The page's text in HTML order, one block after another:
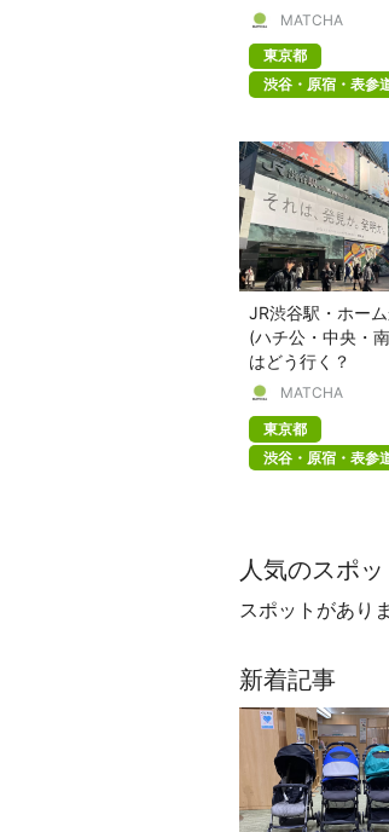
MATCHA
東京都
渋谷・原宿・表参
JR渋谷駅・ホー
(ハチ公・中央・
はどう行く？
MATCHA
東京都
渋谷・原宿・表参
人気のスポッ
スポットがあり
新着記事